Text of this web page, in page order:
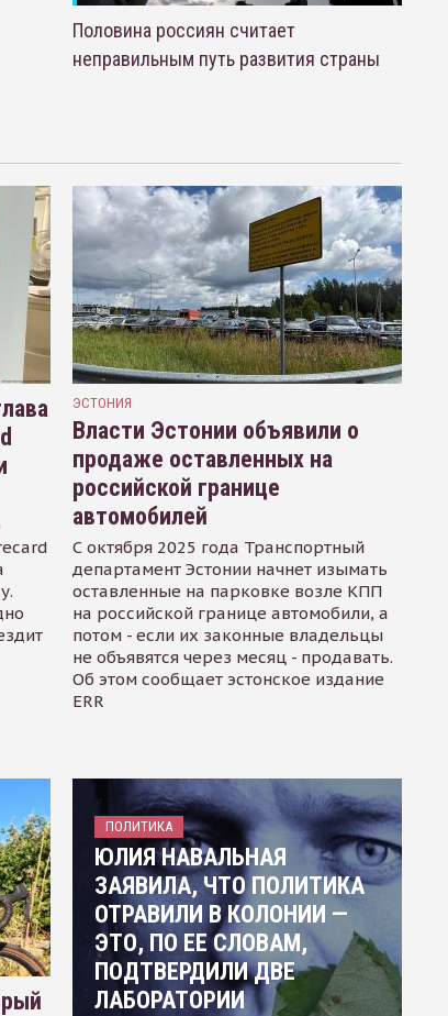
Половина россиян считает
неправильным путь развития страны
ЭСТОНИЯ
Власти Эстонии объявили о
продаже оставленных на
российской границе
автомобилей
С октября 2025 года Транспортный
департамент Эстонии начнет изымать
оставленные на парковке возле КПП
на российской границе автомобили, а
потом - если их законные владельцы
не объявятся через месяц - продавать.
Об этом сообщает эстонское издание
ERR
ПОЛИТИКА
ЮЛИЯ НАВАЛЬНАЯ
ЗАЯВИЛА, ЧТО ПОЛИТИКА
ОТРАВИЛИ В КОЛОНИИ —
ЭТО, ПО ЕЕ СЛОВАМ,
ПОДТВЕРДИЛИ ДВЕ
ЛАБОРАТОРИИ